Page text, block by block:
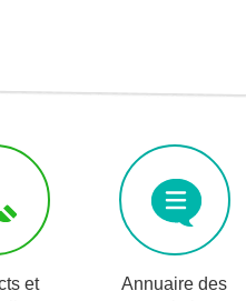
et
Annuaire des